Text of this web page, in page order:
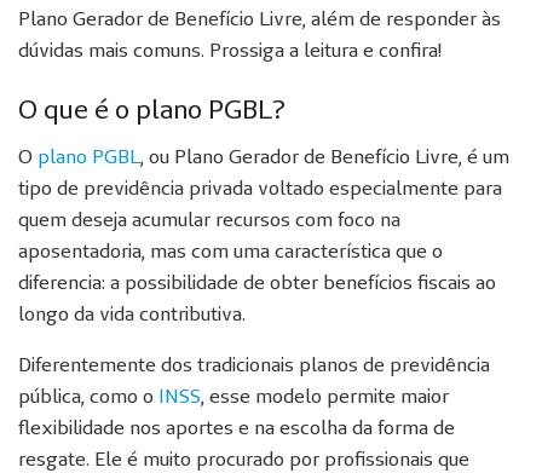
Plano Gerador de Benefício Livre, além de responder às
dúvidas mais comuns. Prossiga a leitura e confira!
O que é o plano PGBL?
O plano PGBL, ou Plano Gerador de Benefício Livre, é um
tipo de previdência privada voltado especialmente para
quem deseja acumular recursos com foco na
aposentadoria, mas com uma característica que o
diferencia: a possibilidade de obter benefícios fiscais ao
longo da vida contributiva.
Diferentemente dos tradicionais planos de previdência
pública, como o INSS, esse modelo permite maior
flexibilidade nos aportes e na escolha da forma de
resgate. Ele é muito procurado por profissionais que